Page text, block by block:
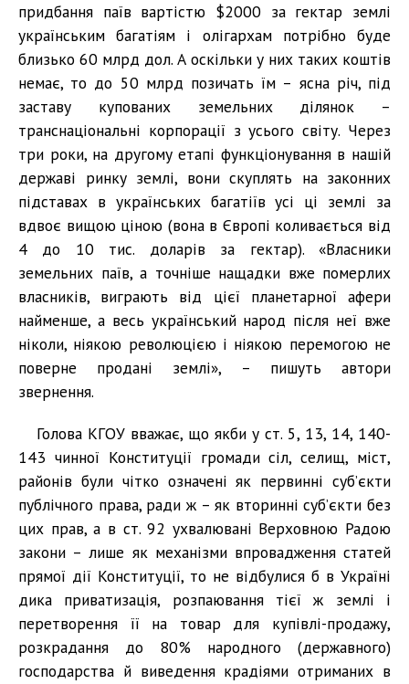
придбання паїв вартістю $2000 за гектар землі
українським багатіям і олігархам потрібно буде
близько 60 млрд дол. А оскільки у них таких коштів
немає, то до 50 млрд позичать їм – ясна річ, під
заставу купованих земельних ділянок –
транснаціональні корпорації з усього світу. Через
три роки, на другому етапі функціонування в нашій
державі ринку землі, вони скуплять на законних
підставах в українських багатіїв усі ці землі за
вдвоє вищою ціною (вона в Європі коливається від
4 до 10 тис. доларів за гектар). «Власники
земельних паїв, а точніше нащадки вже померлих
власників, виграють від цієї планетарної афери
найменше, а весь український народ після неї вже
ніколи, ніякою революцією і ніякою перемогою не
поверне продані землі», – пишуть автори
звернення.
Голова КГОУ вважає, що якби у ст. 5, 13, 14, 140-
143 чинної Конституції громади сіл, селищ, міст,
районів були чітко означені як первинні суб’єкти
публічного права, ради ж – як вторинні суб’єкти без
цих прав, а в ст. 92 ухвалювані Верховною Радою
закони – лише як механізми впровадження статей
прямої дії Конституції, то не відбулися б в Україні
дика приватизація, розпаювання тієї ж землі і
перетворення її на товар для купівлі-продажу,
розкрадання до 80% народного (державного)
господарства й виведення крадіями отриманих в